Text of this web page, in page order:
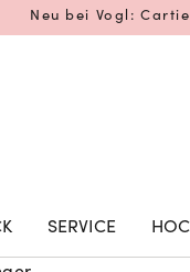
Neu bei Vogl:
Ikonische
SERVICE